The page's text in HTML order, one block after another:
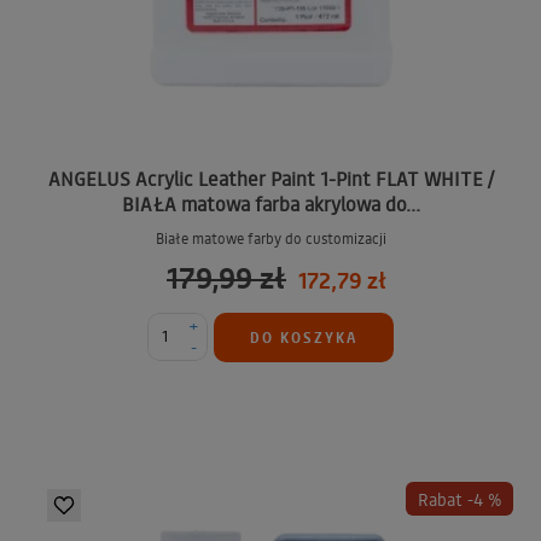
ANGELUS Acrylic Leather Paint 1-Pint FLAT WHITE /
BIAŁA matowa farba akrylowa do...
Białe matowe farby do customizacji
179,99 zł 172,79 zł
-
+
DO KOSZYKA
Rabat -4 %